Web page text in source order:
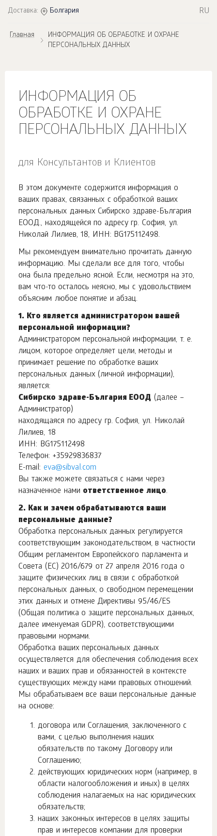
Доставка: Болгария RU
Главная
ИНФОРМАЦИЯ ОБ ОБРАБОТКЕ И ОХРАНЕ
ПЕРСОНАЛЬНЫХ ДАННЫХ
ИНФОРМАЦИЯ ОБ
ОБРАБОТКЕ И ОХРАНЕ
ПЕРСОНАЛЬНЫХ ДАННЫХ
для Консультантов и Клиентов
В этом документе содержится информация о
ваших правах, связанных с обработкой ваших
персональных данных Сибирско здраве-България
ЕООД., находящейся по адресу гр. София, ул.
Николай Лилиев, 18, ИНН: BG175112498.
Мы рекомендуем внимательно прочитать данную
информацию. Мы сделали все для того, чтобы
она была предельно ясной. Если, несмотря на это,
вам что-то осталось неясно, мы с удовольствием
объясним любое понятие и абзац.
1. Кто является администратором вашей
персональной информации?
Администратором персональной информации, т. е.
лицом, которое определяет цели, методы и
принимает решение по обработке ваших
персональных данных (личной информации),
является:
Сибирско здраве-България ЕООД (далее –
Администратор)
находящаяся по адресу гр. София, ул. Николай
Лилиев, 18
ИНН: BG175112498
Телефон: +35929836837
E-mail: eva@sibval.com
Вы также можете связаться с нами через
назначенное нами ответственное лицо.
2. Как и зачем обрабатываются ваши
персональные данные?
Обработка персональных данных регулируется
соответствующим законодательством, в частности
Общим регламентом Европейского парламента и
Совета (EC) 2016/679 от 27 апреля 2016 года о
защите физических лиц в связи с обработкой
персональных данных, о свободном перемещении
этих данных и отмене Директивы 95/46/ES
(Общая политика о защите персональных данных,
далее именуемая GDPR), соответствующими
правовыми нормами.
Обработка ваших персональных данных
осуществляется для обеспечения соблюдения всех
наших и ваших прав и обязанностей в контексте
существующих между нами правовых отношений.
Мы обрабатываем все ваши персональные данные
на основе:
договора или Соглашения, заключенного с
вами, с целью выполнения наших
обязательств по такому Договору или
Соглашению;
действующих юридических норм (например, в
области налогообложения и иных) в целях
соблюдения налагаемых на нас юридических
обязательств;
наших законных интересов в целях защиты
прав и интересов компании для проверки